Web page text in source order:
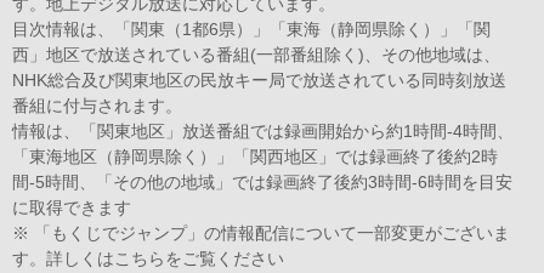
す。地上デジタル放送に対応しています。
目次情報は、「関東（1都6県）」「東海（静岡県除く）」「関
西」地区で放送されている番組(一部番組除く)、その他地域は、
NHK総合及び関東地区の民放キー局で放送されている同時刻放送
番組に付与されます。
情報は、「関東地区」放送番組では録画開始から約1時間-4時間、
「東海地区（静岡県除く）」「関西地区」では録画終了後約2時
間-5時間、「その他の地域」では録画終了後約3時間-6時間を目安
に取得できます
※ 「もくじでジャンプ」の情報配信について一部変更がございま
す。詳しくは こちら をご覧ください